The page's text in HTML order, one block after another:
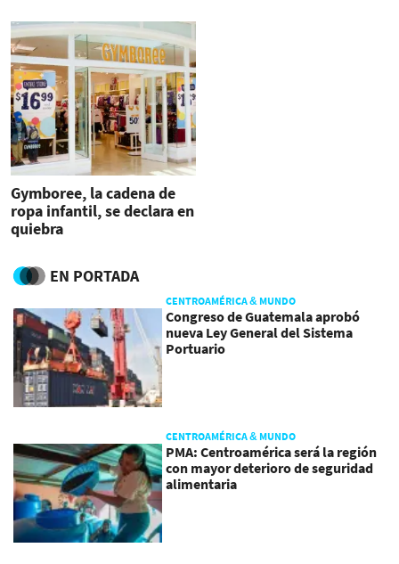
Gymboree, la cadena de
ropa infantil, se declara en
quiebra
EN PORTADA
CENTROAMÉRICA & MUNDO
Congreso de Guatemala aprobó
nueva Ley General del Sistema
Portuario
CENTROAMÉRICA & MUNDO
PMA: Centroamérica será la región
con mayor deterioro de seguridad
alimentaria